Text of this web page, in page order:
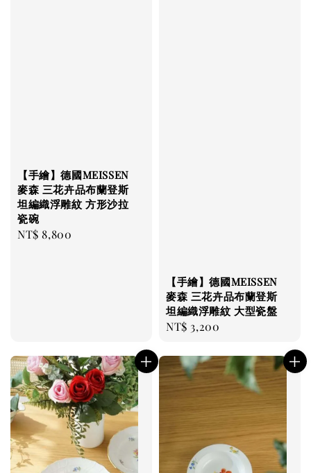
【手繪】德國MEISSEN
麥森 三花卉品布蘭登斯
坦編織浮雕紋 方形沙拉
瓷碗
Regular
NT$ 8,800
【手繪】德國MEISSEN
麥森 三花卉品布蘭登斯
坦編織浮雕紋 大型瓷盤
Regular
NT$ 3,200